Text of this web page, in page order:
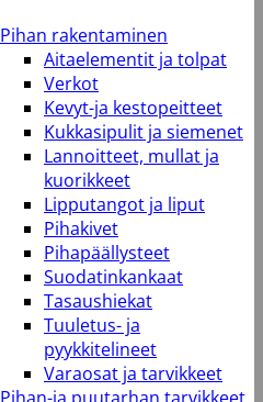
Pihan rakentaminen
Aitaelementit ja tolpat
Verkot
Kevyt-ja kestopeitteet
Kukkasipulit ja siemenet
Lannoitteet, mullat ja
kuorikkeet
Lipputangot ja liput
Pihakivet
Pihapäällysteet
Suodatinkankaat
Tasaushiekat
Tuuletus- ja
pyykkitelineet
Varaosat ja tarvikkeet